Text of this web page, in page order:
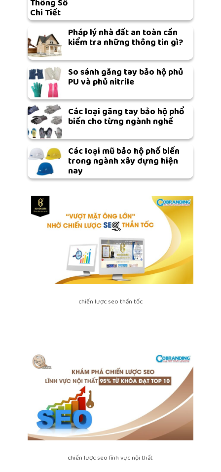
Thông Số
Chi Tiết
Pháp lý nhà đất an toàn cần
kiểm tra những thông tin gì?
So sánh găng tay bảo hộ phủ
PU và phủ nitrile
Các loại găng tay bảo hộ phổ
biến cho từng ngành nghề
Các loại mũ bảo hộ phổ biến
trong ngành xây dựng hiện
nay
chiến lược seo thần tốc
chiến lược seo lĩnh vực nội thất